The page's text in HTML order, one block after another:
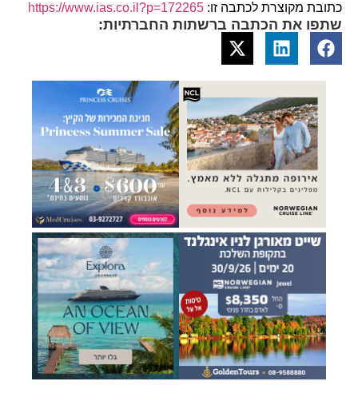
כתובת מקוצרת לכתבה זו: https://www.ias.co.il?p=172265
שתפו את הכתבה ברשתות החברתיות: